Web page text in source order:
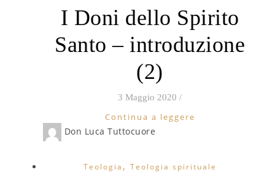
I Doni dello Spirito
Santo – introduzione
(2)
3 Maggio 2020 /
Continua a leggere
Don Luca Tuttocuore
Teologia , Teologia spirituale